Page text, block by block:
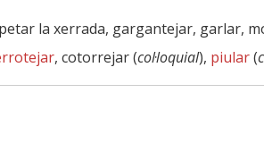
la xerrada, gargantejar, garlar,
, cotorrejar (col·loquial), piular(